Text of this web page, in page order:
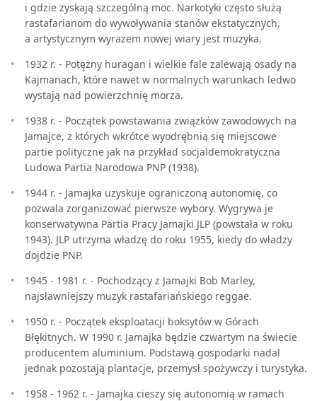
i gdzie zyskają szczególną moc. Narkotyki często służą
rastafarianom do wywoływania stanów ekstatycznych,
a artystycznym wyrazem nowej wiary jest muzyka.
1932 r. - Potężny huragan i wielkie fale zalewają osady na
Kajmanach, które nawet w normalnych warunkach ledwo
wystają nad powierzchnię morza.
1938 r. - Początek powstawania związków zawodowych na
Jamajce, z których wkrótce wyodrębnią się miejscowe
partie polityczne jak na przykład socjaldemokratyczna
Ludowa Partia Narodowa PNP (1938).
1944 r. - Jamajka uzyskuje ograniczoną autonomię, co
pozwala zorganizować pierwsze wybory. Wygrywa je
konserwatywna Partia Pracy Jamajki JLP (powstała w roku
1943). JLP utrzyma władzę do roku 1955, kiedy do władzy
dojdzie PNP.
1945 - 1981 r. - Pochodzący z Jamajki Bob Marley,
najsławniejszy muzyk rastafariańskiego reggae.
1950 r. - Początek eksploatacji boksytów w Górach
Błękitnych. W 1990 r. Jamajka będzie czwartym na świecie
producentem aluminium. Podstawą gospodarki nadal
jednak pozostają plantacje, przemysł spożywczy i turystyka.
1958 - 1962 r. - Jamajka cieszy się autonomią w ramach